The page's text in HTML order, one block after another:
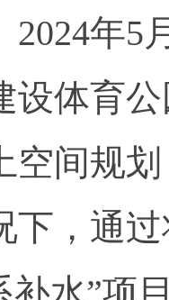
2024年5
设体育
空间规
下，通